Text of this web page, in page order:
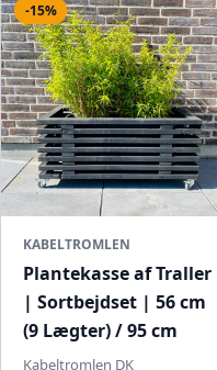
-15%
KABELTROMLEN
Plantekasse af Traller
| Sortbejdset | 56 cm
(9 Lægter) / 95 cm
Kabeltromlen DK